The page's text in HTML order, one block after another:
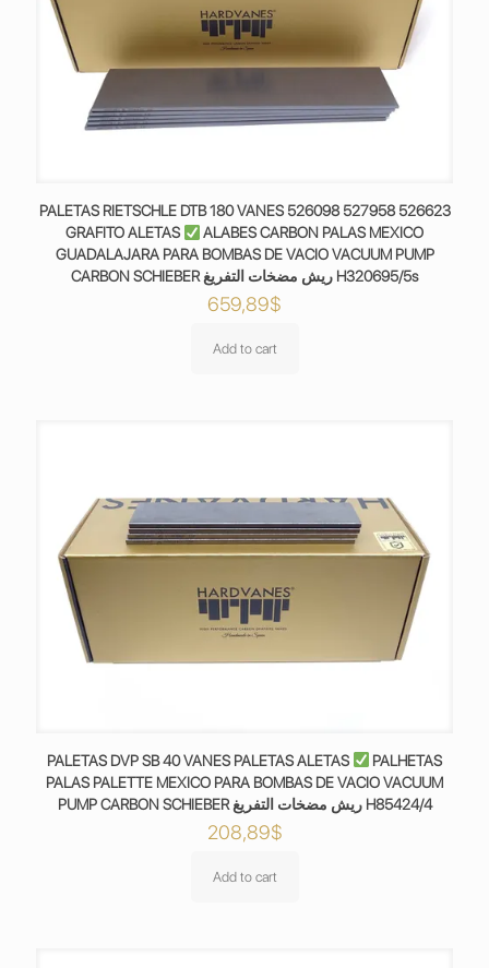
PALETAS RIETSCHLE DTB 180 VANES 526098 527958 526623
GRAFITO ALETAS
ALABES CARBON PALAS MEXICO
GUADALAJARA PARA BOMBAS DE VACIO VACUUM PUMP
CARBON SCHIEBER ريش مضخات التفريغ H320695/5s
659,89$
Add to cart
PALETAS DVP SB 40 VANES PALETAS ALETAS
PALHETAS
PALAS PALETTE MEXICO PARA BOMBAS DE VACIO VACUUM
PUMP CARBON SCHIEBER ريش مضخات التفريغ H85424/4
208,89$
Add to cart